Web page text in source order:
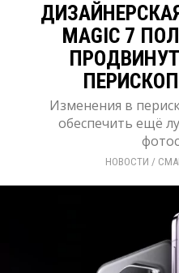
MAGIC 7
Изменения в
обеспечить ещё
НОВОСТИ /